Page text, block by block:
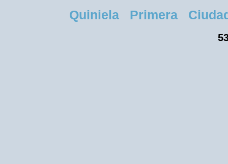
Quiniela Primera